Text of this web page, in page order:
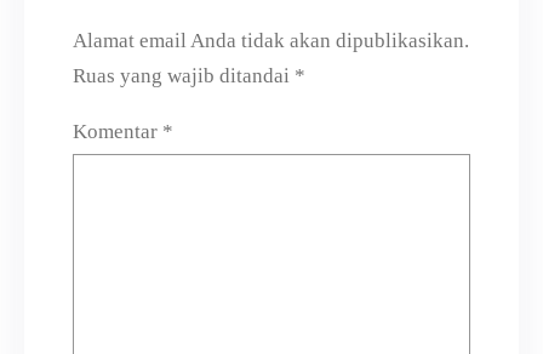
Alamat email Anda tidak akan dipublikasikan.
Ruas yang wajib ditandai *
Komentar *